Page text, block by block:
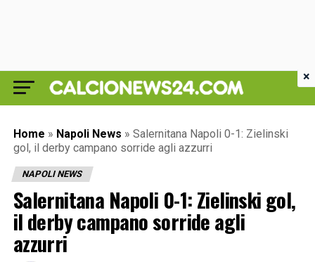
Home » Napoli News » Salernitana Napoli 0-1: Zielinski
gol, il derby campano sorride agli azzurri
NAPOLI NEWS
Salernitana Napoli 0-1: Zielinski gol,
il derby campano sorride agli
azzurri
×